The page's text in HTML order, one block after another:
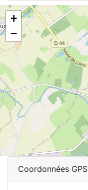
+
−
Coordonnées GPS